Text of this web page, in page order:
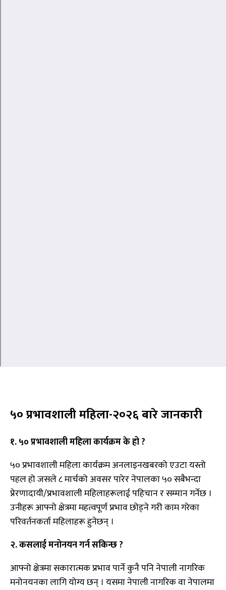
५० प्रभावशाली महिला-२०२६ बारे जानकारी
१. ५० प्रभावशाली महिला कार्यक्रम के हो ?
५० प्रभावशाली महिला कार्यक्रम अनलाइनखबरको एउटा यस्तो
पहल हो जसले ८ मार्चको अवसर पारेर नेपालका ५० सबैभन्दा
प्रेरणादायी/प्रभावशाली महिलाहरूलाई पहिचान र सम्मान गर्नेछ ।
उनीहरू आफ्नो क्षेत्रमा महत्वपूर्ण प्रभाव छोड्ने गरी काम गरेका
परिवर्तनकर्ता महिलाहरू हुनेछन् ।
२. कसलाई मनोनयन गर्न सकिन्छ ?
आफ्नो क्षेत्रमा सकारात्मक प्रभाव पार्ने कुनै पनि नेपाली नागरिक
मनोनयनका लागि योग्य छन् । यसमा नेपाली नागरिक वा नेपालमा